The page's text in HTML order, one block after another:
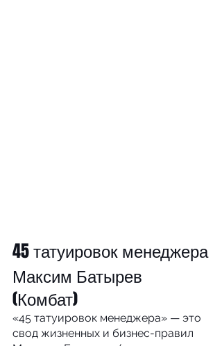
45 татуировок менеджера
Максим Батырев
(Комбат)
«45 татуировок менеджера» — это
свод жизненных и бизнес-правил